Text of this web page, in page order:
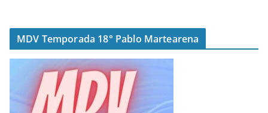
MDV Temporada 18° Pablo Martearena